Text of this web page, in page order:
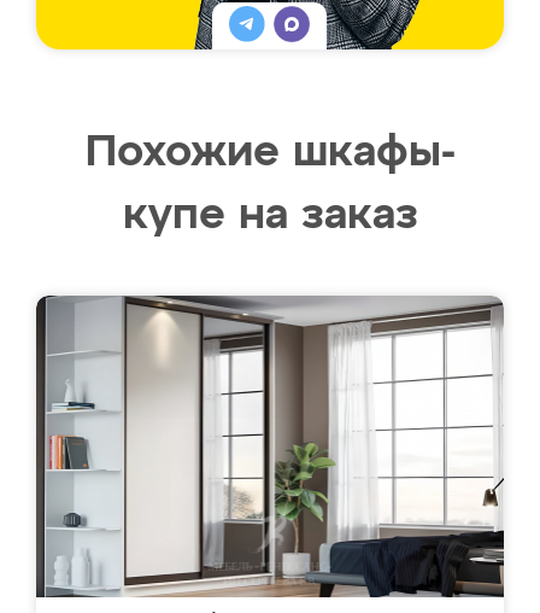
Похожие шкафы-
купе на заказ